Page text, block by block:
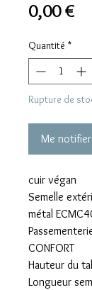
0,00 €
Quantité *
Rupture de
Me notifier
cuir végan
Semelle
métal
CONFORT
Hauteur du
Longueur